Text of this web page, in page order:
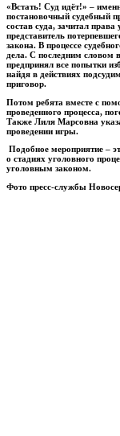
«Встать! Суд идёт!» –
постановочный судебный
состав суда, зачитал
представитель
закона. В процессе
дела. С последним словом
предпринял все попытки
найдя в действиях
приговор.
Потом ребята вместе с
проведенного процесса,
Также Лиля Марсовна
проведении игры.
Подобное мероприятие –
о стадиях уголовного
уголовным законом.
Фото пресс-службы